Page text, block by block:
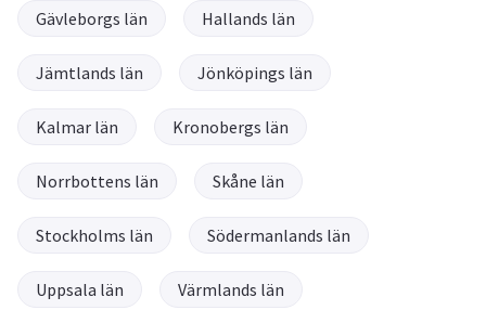
Gävleborgs län Hallands län
Jämtlands län Jönköpings län
Kalmar län Kronobergs län
Norrbottens län Skåne län
Stockholms län Södermanlands län
Uppsala län Värmlands län